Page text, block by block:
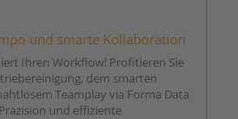
und smarte Kollaboration
Ihren Workflow! Profitieren Sie
dem smarten
Teamplay via Forma Data
und effiziente